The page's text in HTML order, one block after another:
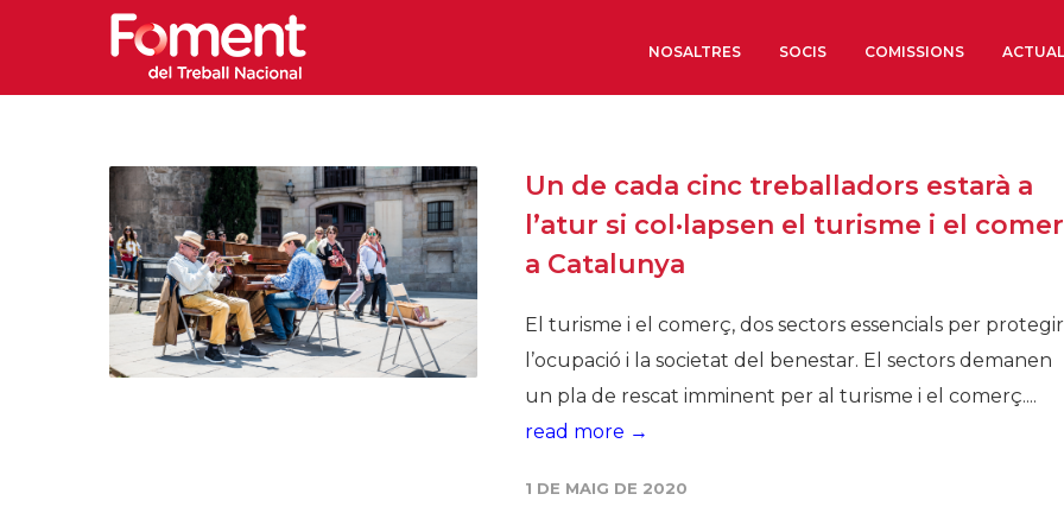
NOSALTRES
Òrgans de Govern
Òrgans Consultius
Econòmics i Socials
Organitzacions
SOCIS COMISSIONS
Un de cada cinc treballadors estarà a
l’atur si col·lapsen el turisme i el
a Catalunya
El turisme i el comerç, dos sectors essencials per protegir
l’ocupació i la societat del benestar. El sectors demanen
un pla de rescat imminent per al turisme i el comerç....
read more →
1 DE MAIG DE 2020